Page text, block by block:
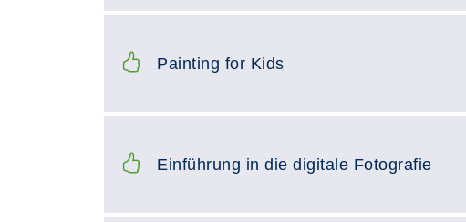
Painting for Kids
Einführung in die digitale Fotografie